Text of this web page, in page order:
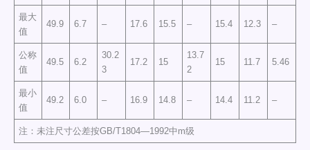
最大
值
49.9 6.7 – 17.6 15.5 – 15.4 12.3 –
公称
值
49.5 6.2
30.2
3
17.2 15
13.7
2
15 11.7 5.46
最小
值
49.2 6.0 – 16.9 14.8 – 14.4 11.2 –
注：未注尺寸公差按GB/T1804—1992中m级